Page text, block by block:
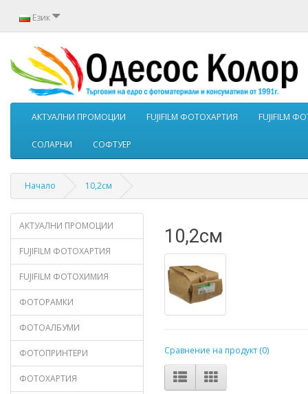
Език
АКТУАЛНИ ПРОМОЦИИ FUJIFILM ФОТОХАРТИЯ FUJIFILM
СОЛАРНИ СОФТУЕР
Начало 10,2см
АКТУАЛНИ ПРОМОЦИИ
FUJIFILM ФОТОХАРТИЯ
FUJIFILM ФОТОХИМИЯ
ФОТОРАМКИ
ФОТОАЛБУМИ
ФОТОПРИНТЕРИ
ФОТОХАРТИЯ
10,2см
Сравнение на продукт (0)